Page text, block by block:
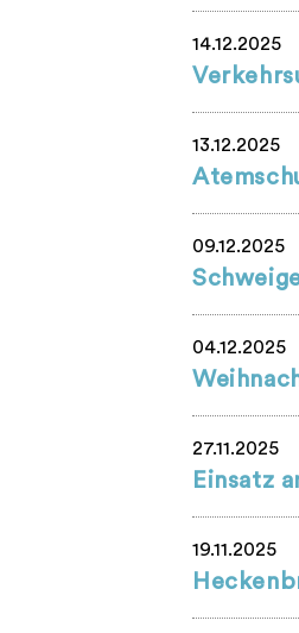
14.12.2025
13.12.2025
09.12.2025
04.12.2025
27.11.2025
Einsatz
19.11.2025